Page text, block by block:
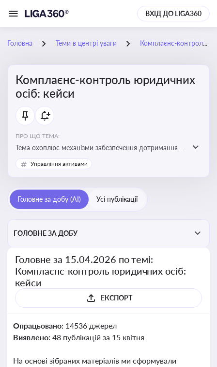
ВХІД ДО LIGA360
Головна Теми в центрі уваги Комплаєнс-контроль юридичних осіб: кейси
Комплаєнс-контроль юридичних
осіб: кейси
ПРО ЩО ТЕМА:
Тема охоплює механізми забезпечення дотримання
законодавства юридичними особами, запобігання
ризикам та підвищення прозорості діяльності
Управління активами
Головне за добу (AI) Усі публікації
ГОЛОВНЕ ЗА ДОБУ
Головне за 15.04.2026 по темі:
Комплаєнс-контроль юридичних осіб:
кейси
ЕКСПОРТ
Опрацьовано: 14536 джерел
Виявлено: 48 публікацій за 15 квітня
На основі зібраних матеріалів ми сформували